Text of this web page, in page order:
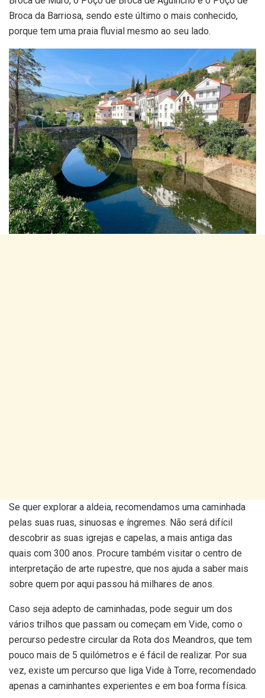
Broca da Barriosa, sendo este último o mais conhecido,
porque tem uma praia fluvial mesmo ao seu lado.
Se quer explorar a aldeia, recomendamos uma caminhada
pelas suas ruas, sinuosas e íngremes. Não será difícil
descobrir as suas igrejas e capelas, a mais antiga das
quais com 300 anos. Procure também visitar o centro de
interpretação de arte rupestre, que nos ajuda a saber mais
sobre quem por aqui passou há milhares de anos.
Caso seja adepto de caminhadas, pode seguir um dos
vários trilhos que passam ou começam em Vide, como o
percurso pedestre circular da Rota dos Meandros, que tem
pouco mais de 5 quilómetros e é fácil de realizar. Por sua
vez, existe um percurso que liga Vide à Torre, recomendado
apenas a caminhantes experientes e em boa forma física.